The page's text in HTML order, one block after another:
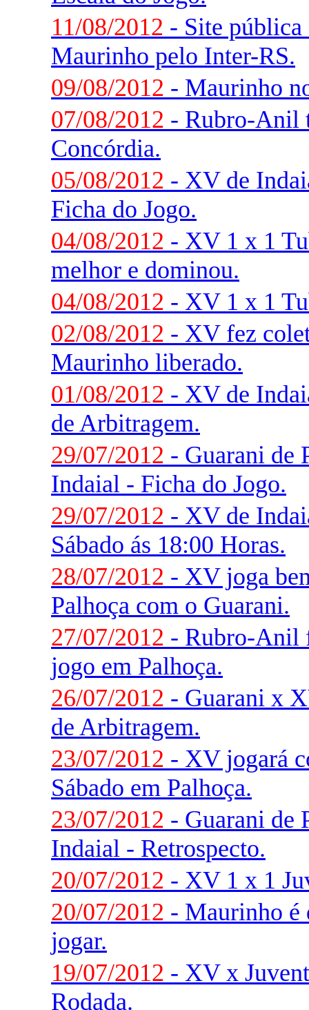
11/08/2012 - Site pública
Maurinho pelo Inter-RS.
09/08/2012 - Maurinho
07/08/2012 - Rubro-Anil
Concórdia.
05/08/2012 - XV de
Ficha do Jogo.
04/08/2012 - XV 1 x 1
melhor e dominou.
04/08/2012 - XV 1 x 1
02/08/2012 - XV fez
Maurinho liberado.
01/08/2012 - XV de
de Arbitragem.
29/07/2012 - Guarani de
Indaial - Ficha do Jogo.
29/07/2012 - XV de
Sábado ás 18:00 Horas.
28/07/2012 - XV joga
Palhoça com o Guarani.
27/07/2012 - Rubro-Anil
jogo em Palhoça.
26/07/2012 - Guarani x
de Arbitragem.
23/07/2012 - XV jogará
Sábado em Palhoça.
23/07/2012 - Guarani de
Indaial - Retrospecto.
20/07/2012 - XV 1 x 1
20/07/2012 - Maurinho é
jogar.
19/07/2012 - XV x
Rodada.